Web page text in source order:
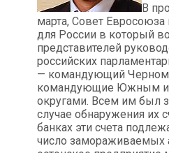
В
марта, Совет
для России в который
представителей
российских
— командующий
командующие Южным
округами. Всем им был
случае обнаружения их
банках эти счета
число замораживаемых